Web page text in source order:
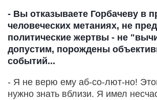
- Вы отказываете Горбачеву в
человеческих метаниях, не
политические жертвы - не
допустим, порождены
событий...
- Я не верю ему аб-со-лют-но!
нужно знать вблизи. Я имел